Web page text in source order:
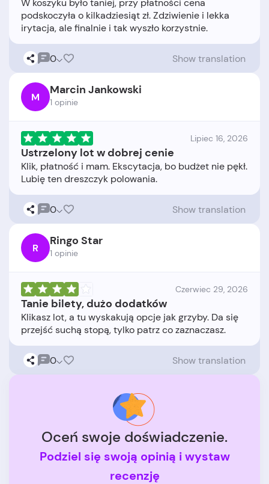
W koszyku było taniej, przy płatności cena
podskoczyła o kilkadziesiąt zł. Zdziwienie i lekka
0 Show translation
M Marcin Jankowski
1 opinie
Lipiec 16, 2026
Ustrzelony lot w dobrej cenie
Klik, płatność i mam. Ekscytacja, bo budżet nie pękł.
0 Show translation
R Ringo Star
1 opinie
Czerwiec 29, 2026
Tanie bilety, dużo dodatków
Klikasz lot, a tu wyskakują opcje jak grzyby. Da się
0 Show translation
Oceń swoje doświadczenie.
Podziel się swoją opinią i wystaw
recenzję